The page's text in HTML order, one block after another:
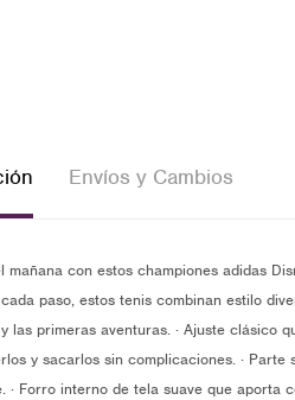
Envíos y Cambios
con estos championes adidas
paso, estos tenis combinan estilo
primeras aventuras. · Ajuste clásico
y sacarlos sin complicaciones. ·
Forro interno de tela suave que aporta